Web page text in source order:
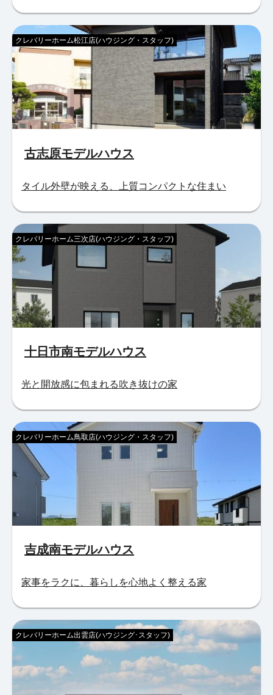
古志原モデルハウス
クレバリーホーム松江店(ハウジング・スタッフ)
タイル外壁が映える、上質コンパクトな住まい
十日市南モデルハウス
クレバリーホーム三次店(ハウジング・スタッフ)
光と開放感に包まれる吹き抜けの家
吉成南モデルハウス
クレバリーホーム鳥取店(ハウジング・スタッフ)
家事をラクに、暮らしを心地よく整える家
クレバリーホーム出雲店(ハウジング･スタッフ)